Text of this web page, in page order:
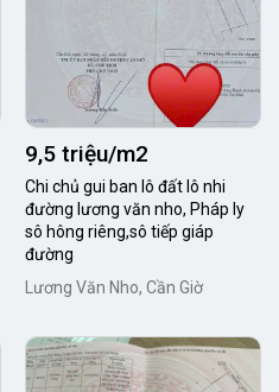
9,5 triệu/m2
Chi chủ gui ban lô đất lô nhi
đường lương văn nho, Pháp ly
sô hông riêng,sô tiếp giáp
đường
Lương Văn Nho, Cần Giờ